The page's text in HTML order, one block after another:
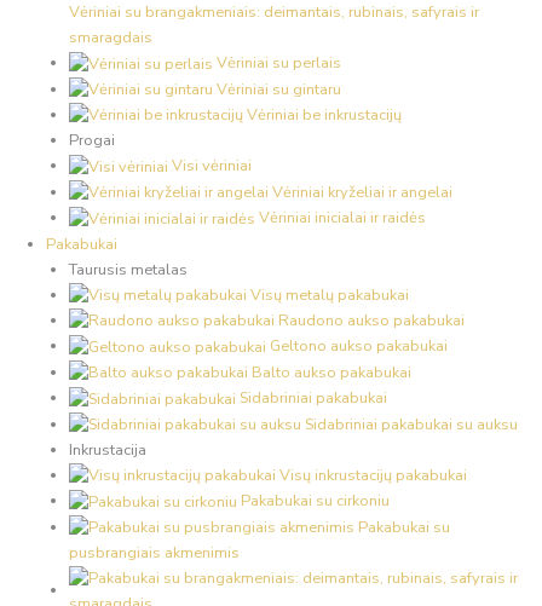
Vėriniai su brangakmeniais: deimantais, rubinais, safyrais ir
smaragdais
Vėriniai su perlais
Vėriniai su gintaru
Vėriniai be inkrustacijų
Progai
Visi vėriniai
Vėriniai kryželiai ir angelai
Vėriniai inicialai ir raidės
Pakabukai
Taurusis metalas
Visų metalų pakabukai
Raudono aukso pakabukai
Geltono aukso pakabukai
Balto aukso pakabukai
Sidabriniai pakabukai
Sidabriniai pakabukai su auksu
Inkrustacija
Visų inkrustacijų pakabukai
Pakabukai su cirkoniu
Pakabukai su
pusbrangiais akmenimis